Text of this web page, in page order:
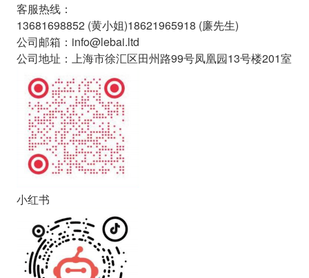
客服热线 ：
13681698852 (黄小姐)18621965918 (廉先生)
公司邮箱 ： info@lebai.ltd
公司地址 ： 上海市徐汇区田州路99号凤凰园13号楼201室
小红书